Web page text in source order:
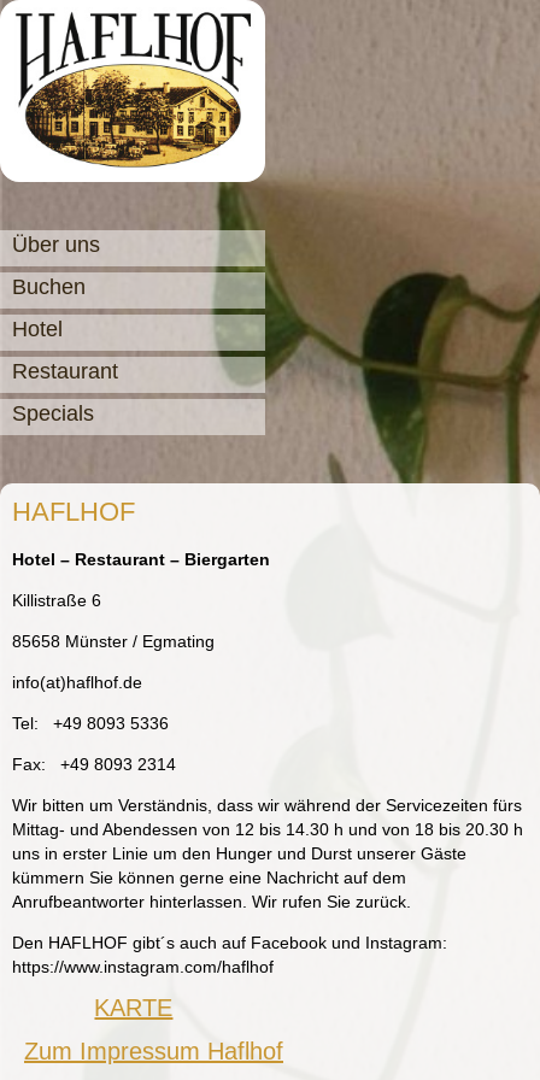
Über uns
Buchen
Hotel
Restaurant
Specials
HAFLHOF
Hotel – Restaurant – Biergarten
Killistraße 6
85658 Münster / Egmating
info(at)haflhof.de
Tel: +49 8093 5336
Fax: +49 8093 2314
Wir bitten um Verständnis, dass wir während der Servicezeiten fürs
Mittag- und Abendessen von 12 bis 14.30 h und von 18 bis 20.30 h
uns in erster Linie um den Hunger und Durst unserer Gäste
kümmern Sie können gerne eine Nachricht auf dem
Anrufbeantworter hinterlassen. Wir rufen Sie zurück.
Den HAFLHOF gibt´s auch auf Facebook und Instagram:
https://www.instagram.com/haflhof
KARTE
Zum Impressum Haflhof